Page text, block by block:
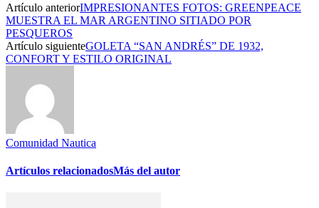
Artículo anteriorIMPRESIONANTES FOTOS: GREENPEACE
MUESTRA EL MAR ARGENTINO SITIADO POR
PESQUEROS
Artículo siguienteGOLETA “SAN ANDRÉS” DE 1932,
CONFORT Y ESTILO ORIGINAL
Comunidad Nautica
Artículos relacionadosMás del autor